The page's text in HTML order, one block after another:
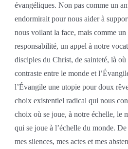
évangéliques. Non pas comme un
endormirait pour nous aider à
nous voilant la face, mais comme un
responsabilité, un appel à notre
disciples du Christ, de sainteté, là
contraste entre le monde et
l’Évangile une utopie pour doux
choix existentiel radical qui nous
choix où se joue, à notre échelle, le
qui se joue à l’échelle du monde.
mes silences, mes actes et mes